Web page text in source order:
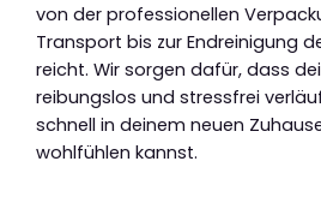
von der professionellen
Transport bis zur Endreinigung
reicht. Wir sorgen dafür, dass
reibungslos und stressfrei
schnell in deinem neuen
wohlfühlen kannst.